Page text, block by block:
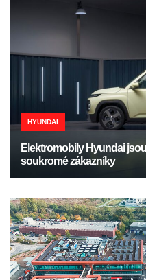
HYUNDAI
Elektromobily Hyundai
soukromé zákazníky